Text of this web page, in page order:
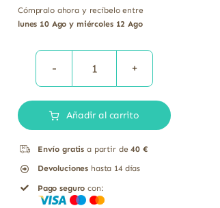
Cómpralo ahora y recíbelo entre
lunes 10 Ago y miércoles 12 Ago
Sedul
cantidad
Añadir al carrito
Envío gratis a partir de40 €
Devoluciones hasta 14 días
Pago seguro con: